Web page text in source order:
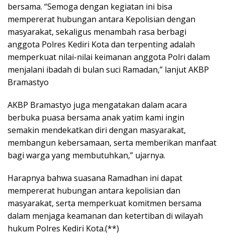
bersama. “Semoga dengan kegiatan ini bisa
mempererat hubungan antara Kepolisian dengan
masyarakat, sekaligus menambah rasa berbagi
anggota Polres Kediri Kota dan terpenting adalah
memperkuat nilai-nilai keimanan anggota Polri dalam
menjalani ibadah di bulan suci Ramadan,” lanjut AKBP
Bramastyo
AKBP Bramastyo juga mengatakan dalam acara
berbuka puasa bersama anak yatim kami ingin
semakin mendekatkan diri dengan masyarakat,
membangun kebersamaan, serta memberikan manfaat
bagi warga yang membutuhkan,” ujarnya.
Harapnya bahwa suasana Ramadhan ini dapat
mempererat hubungan antara kepolisian dan
masyarakat, serta memperkuat komitmen bersama
dalam menjaga keamanan dan ketertiban di wilayah
hukum Polres Kediri Kota.(**)